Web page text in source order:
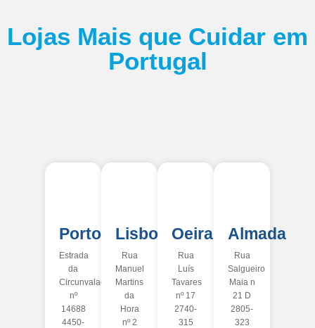
Lojas Mais que Cuidar em
Portugal
Porto
Estrada
da
Circunvalação
nº
14688
4450-
Lisboa
Rua
Manuel
Martins
da
Hora
nº 2
Oeiras
Rua
Luís
Tavares
nº 17
2740-
315
Almada
Rua
Salgueiro
Maia n
21 D
2805-
323